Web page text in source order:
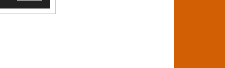
pijltoetsen